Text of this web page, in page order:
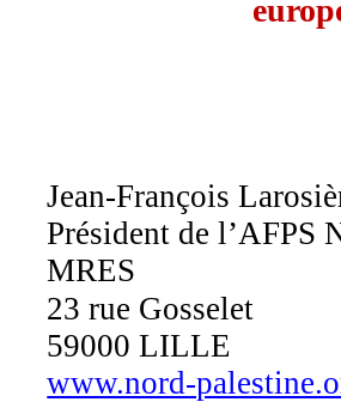
Jean-François
Président de l’AFPS
MRES
23 rue Gosselet
59000 LILLE
www.nord-